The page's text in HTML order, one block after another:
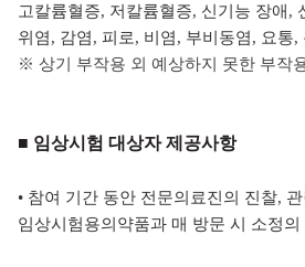
고칼륨혈증, 저칼륨혈증, 신기능 장애,
위염, 감염, 피로, 비염, 부비동염, 요통
※ 상기 부작용 외 예상하지 못한 부작
■ 임상시험 대상자 제공사항
• 참여 기간 동안 전문의료진의 진찰,
임상시험용의약품과 매 방문 시 소정